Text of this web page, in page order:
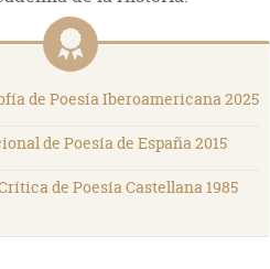
de Poesía Iberoamericana 2025
de Poesía de España 2015
de Poesía Castellana 1985